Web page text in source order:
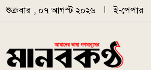
Skip to main content
শুক্রবার , ০৭ আগস্ট ২০২৬ ই-পেপার